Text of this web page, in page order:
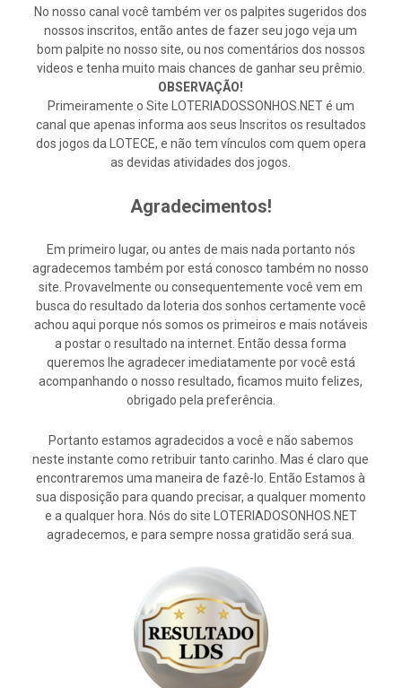
No nosso canal você também ver os palpites sugeridos dos
nossos inscritos, então antes de fazer seu jogo veja um
bom palpite no nosso site, ou nos comentários dos nossos
videos e tenha muito mais chances de ganhar seu prêmio.
OBSERVAÇÃO!
Primeiramente o Site LOTERIADOSSONHOS.NET é um
canal que apenas informa aos seus Inscritos os resultados
dos jogos da LOTECE, e não tem vínculos com quem opera
as devidas atividades dos jogos.
Agradecimentos!
Em primeiro lugar, ou antes de mais nada portanto nós
agradecemos também por está conosco também no nosso
site. Provavelmente ou consequentemente você vem em
busca do resultado da loteria dos sonhos certamente você
achou aqui porque nós somos os primeiros e mais notáveis
a postar o resultado na internet. Então dessa forma
queremos lhe agradecer imediatamente por você está
acompanhando o nosso resultado, ficamos muito felizes,
obrigado pela preferência.
Portanto estamos agradecidos a você e não sabemos
neste instante como retribuir tanto carinho. Mas é claro que
encontraremos uma maneira de fazê-lo. Então Estamos à
sua disposição para quando precisar, a qualquer momento
e a qualquer hora. Nós do site LOTERIADOSONHOS.NET
agradecemos, e para sempre nossa gratidão será sua.